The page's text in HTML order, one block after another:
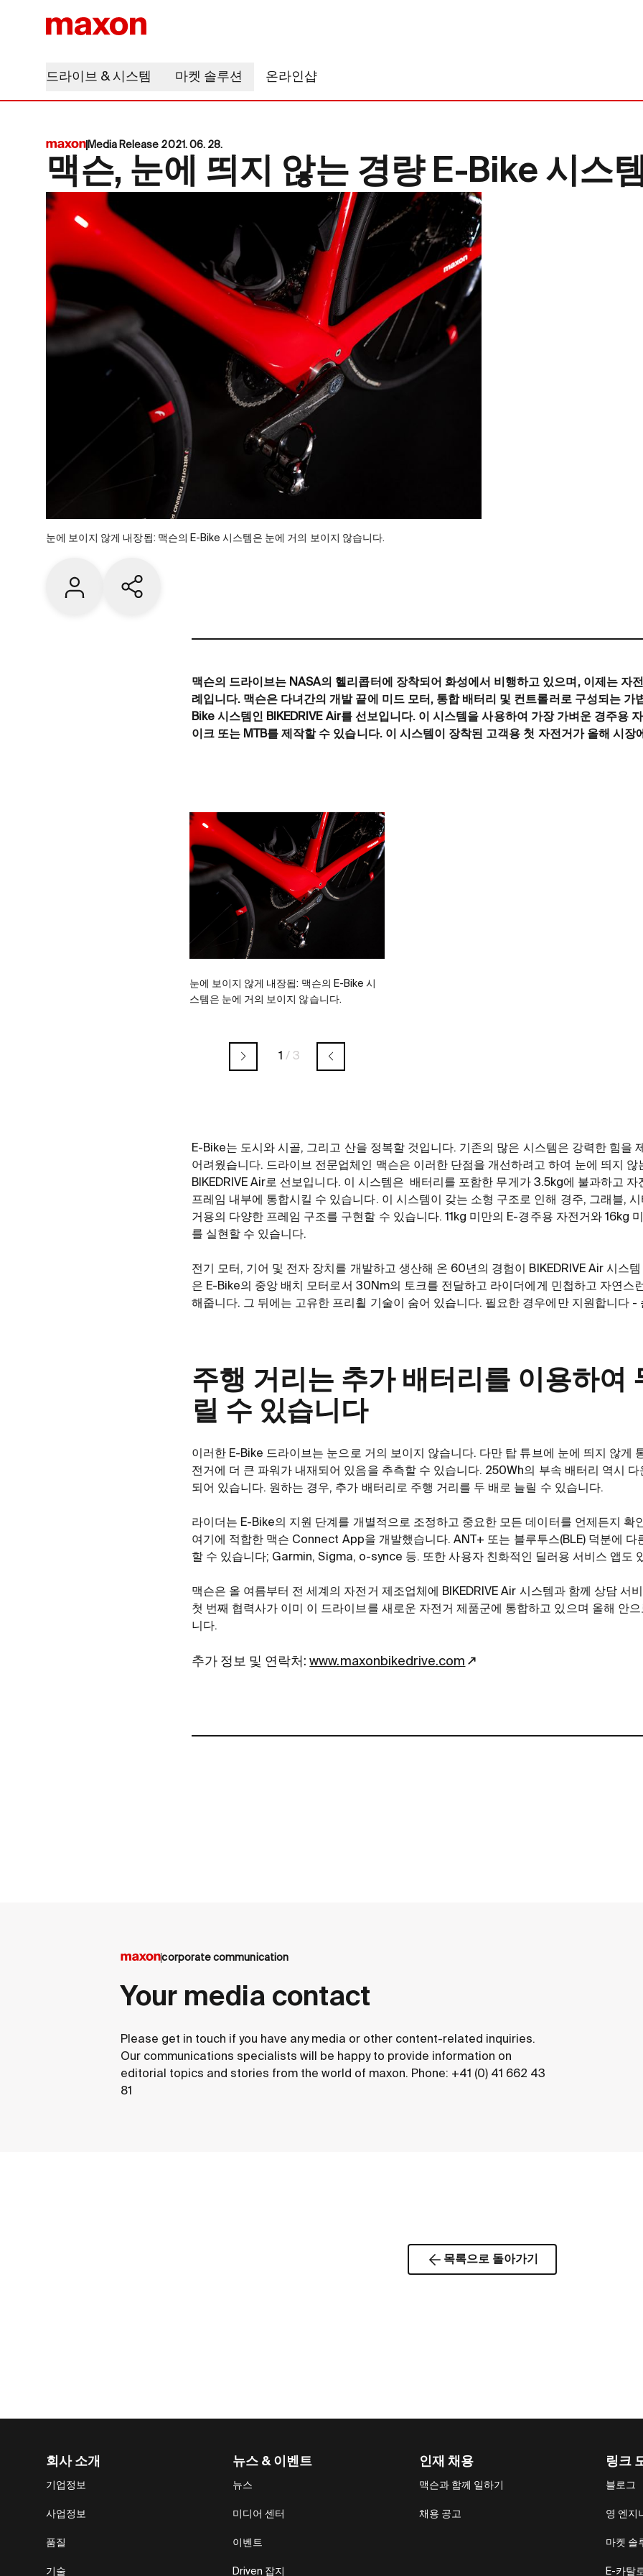
드라이브 & 시스템 마켓 솔루션 온라인샵
Media Release 2021. 06. 28.
맥슨, 눈에 띄지 않는 경량 E-Bike 시스
눈에 보이지 않게 내장됩: 맥슨의 E-Bike 시스템은 눈에 거의 보이지 않습니다.
Contact us Share current page
맥슨의 드라이브는 NASA의 헬리콥터에 장착되어 화성에서 비행하고 있으며, 이제는 자
례입니다. 맥슨은 다녀간의 개발 끝에 미드 모터, 통합 배터리 및 컨트롤러로 구성되는 가
Bike 시스템인 BIKEDRIVE Air를 선보입니다. 이 시스템을 사용하여 가장 가벼운 경주용
이크 또는 MTB를 제작할 수 있습니다. 이 시스템이 장착된 고객용 첫 자전거가 올해 시
눈에 보이지 않게 내장됩: 맥슨의 E-Bike 시
스템은 눈에 거의 보이지 않습니다.
1 / 3
E-Bike는 도시와 시골, 그리고 산을 정복할 것입니다. 기존의 많은 시스템은 강력한 힘을
어려웠습니다. 드라이브 전문업체인 맥슨은 이러한 단점을 개선하려고 하여 눈에 띄지 않
BIKEDRIVE Air로 선보입니다. 이 시스템은 배터리를 포함한 무게가 3.5kg에 불과하고
프레임 내부에 통합시킬 수 있습니다. 이 시스템이 갖는 소형 구조로 인해 경주, 그래블,
거용의 다양한 프레임 구조를 구현할 수 있습니다. 11kg 미만의 E-경주용 자전거와 16kg
를 실현할 수 있습니다.
전기 모터, 기어 및 전자 장치를 개발하고 생산해 온 60년의 경험이 BIKEDRIVE Air 시스
은 E-Bike의 중앙 배치 모터로서 30Nm의 토크를 전달하고 라이더에게 민첩하고 자연스
해줍니다. 그 뒤에는 고유한 프리휠 기술이 숨어 있습니다. 필요한 경우에만 지원합니다
주행 거리는 추가 배터리를 이용하여
릴 수 있습니다
이러한 E-Bike 드라이브는 눈으로 거의 보이지 않습니다. 다만 탑 튜브에 눈에 띄지 않게
전거에 더 큰 파워가 내재되어 있음을 추측할 수 있습니다. 250Wh의 부속 배터리 역시
되어 있습니다. 원하는 경우, 추가 배터리로 주행 거리를 두 배로 늘릴 수 있습니다.
라이더는 E-Bike의 지원 단계를 개별적으로 조정하고 중요한 모든 데이터를 언제든지 확
여기에 적합한 맥슨 Connect App을 개발했습니다. ANT+ 또는 블루투스(BLE) 덕분에 다
할 수 있습니다; Garmin, Sigma, o-synce 등. 또한 사용자 친화적인 딜러용 서비스 앱도
맥슨은 올 여름부터 전 세계의 자전거 제조업체에 BIKEDRIVE Air 시스템과 함께 상담 서
첫 번째 협력사가 이미 이 드라이브를 새로운 자전거 제품군에 통합하고 있으며 올해 안
니다.
추가 정보 및 연락처:www.maxonbikedrive.com
corporate communication
Your media contact
Please get in touch if you have any media or other content-related inquiries.
Our communications specialists will be happy to provide information on
editorial topics and stories from the world of maxon. Phone: +41 (0) 41 662 43
81
목록으로 돌아가기
회사 소개
기업정보
사업정보
품질
기술
뉴스 & 이벤트
뉴스
미디어 센터
이벤트
Driven 잡지
인재 채용
맥슨과 함께 일하기
채용 공고
링크
블로그
영 엔지
마켓 솔
E-카탈